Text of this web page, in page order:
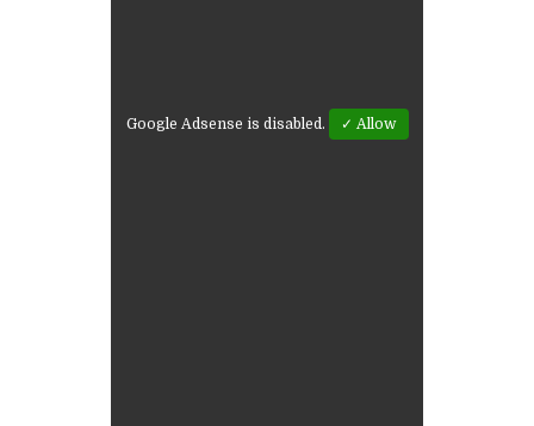
Google Adsense is disabled. ✓ Allow